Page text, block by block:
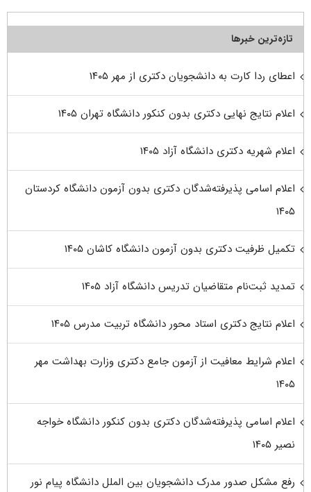
تازه‌ترین خبرها
اعطای ردا کارت به دانشجویان دکتری از مهر ۱۴۰۵
اعلام نتایج نهایی دکتری بدون کنکور دانشگاه تهران ۱۴۰۵
اعلام شهریه دکتری دانشگاه آزاد ۱۴۰۵
اعلام اسامی پذیرفته‌شدگان دکتری بدون آزمون دانشگاه کردستان
۱۴۰۵
تکمیل ظرفیت دکتری بدون آزمون دانشگاه کاشان ۱۴۰۵
تمدید ثبت‌نام متقاضیان تدریس دانشگاه آزاد ۱۴۰۵
اعلام نتایج دکتری استاد محور دانشگاه تربیت مدرس ۱۴۰۵
اعلام شرایط معافیت از آزمون جامع دکتری وزارت بهداشت مهر
۱۴۰۵
اعلام اسامی پذیرفته‌شدگان دکتری بدون کنکور دانشگاه خواجه
نصیر ۱۴۰۵
رفع مشکل صدور مدرک دانشجویان بین الملل دانشگاه پیام نور